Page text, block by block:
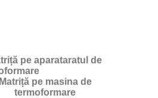
Matriță pe masina de
termoformare